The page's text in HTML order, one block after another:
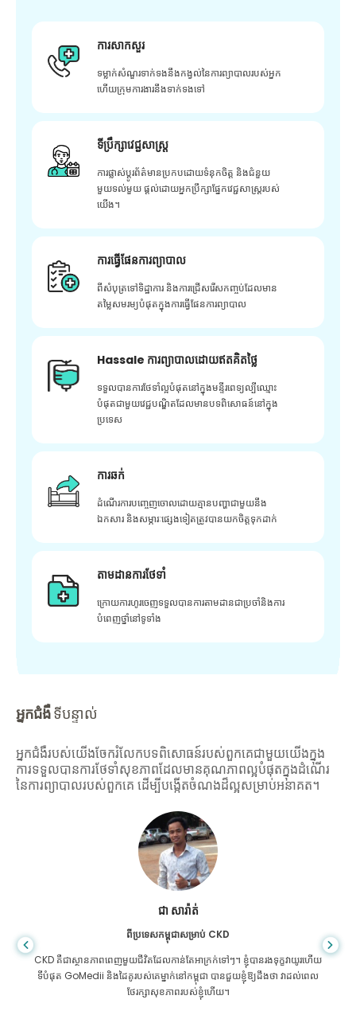
ការសាកសួរ
ទម្លាក់សំណួរទាក់ទងនឹងកង្វល់នៃការព្យាបាលរបស់អ្នក
ហើយក្រុមការងារនឹងទាក់ទងទៅ
ទីប្រឹក្សាវេជ្ជសាស្ត្រ
ការផ្លាស់ប្តូរព័ត៌មានប្រកបដោយទំនុកចិត្ត និងជំនួយ
មួយទល់មួយ ផ្តល់ដោយអ្នកប្រឹក្សាផ្នែកវេជ្ជសាស្រ្តរបស់
យើង។
ការធ្វើផែនការព្យាបាល
ពីសំបុត្រទៅទិដ្ឋាការ និងការជ្រើសរើសកញ្ចប់ដែលមាន
តម្លៃសមរម្យបំផុតក្នុងការធ្វើផែនការព្យាបាល
Hassale ការព្យាបាលដោយឥតគិតថ្លៃ
ទទួលបានការថែទាំល្អបំផុតនៅក្នុងមន្ទីរពេទ្យល្បីឈ្មោះ
បំផុតជាមួយវេជ្ជបណ្ឌិតដែលមានបទពិសោធន៍នៅក្នុង
ប្រទេស
ការឆក់
ដំណើរការបញ្ចេញចោលដោយគ្មានបញ្ហាជាមួយនឹង
ឯកសារ និងសម្ភារៈផ្សេងទៀតត្រូវបានយកចិត្តទុកដាក់
តាមដានការថែទាំ
ក្រោយ​ការ​ហូរ​ចេញ​ទទួល​បាន​ការ​តាមដាន​ជា​ប្រចាំ​និង​ការ​
បំពេញ​ថ្នាំ​នៅ​ទូទាំង​
អ្នកជំងឺទីបន្ទាល់
អ្នកជំងឺរបស់យើងចែករំលែកបទពិសោធន៍របស់ពួកគេជាមួយយើងក្នុង
ការទទួលបានការថែទាំសុខភាពដែលមានគុណភាពល្អបំផុតក្នុងដំណើរ
នៃការព្យាបាលរបស់ពួកគេ ដើម្បីបង្កើតចំណងដ៏ល្អសម្រាប់អនាគត។
ជា សារ៉ាត់
ពីប្រទេសកម្ពុជាសម្រាប់ CKD
CKD គឺ​ជា​ស្ថានភាព​ពេញ​មួយ​ជីវិត​ដែល​កាន់តែ​អាក្រក់​ទៅៗ។ ខ្ញុំបានរងទុក្ខវាយូរហើយ
ទីបំផុត GoMedii និងដៃគូរបស់គេម្នាក់នៅកម្ពុជា បានជួយខ្ញុំឱ្យដឹងថា វាដល់ពេល
ថែរក្សាសុខភាពរបស់ខ្ញុំហើយ។